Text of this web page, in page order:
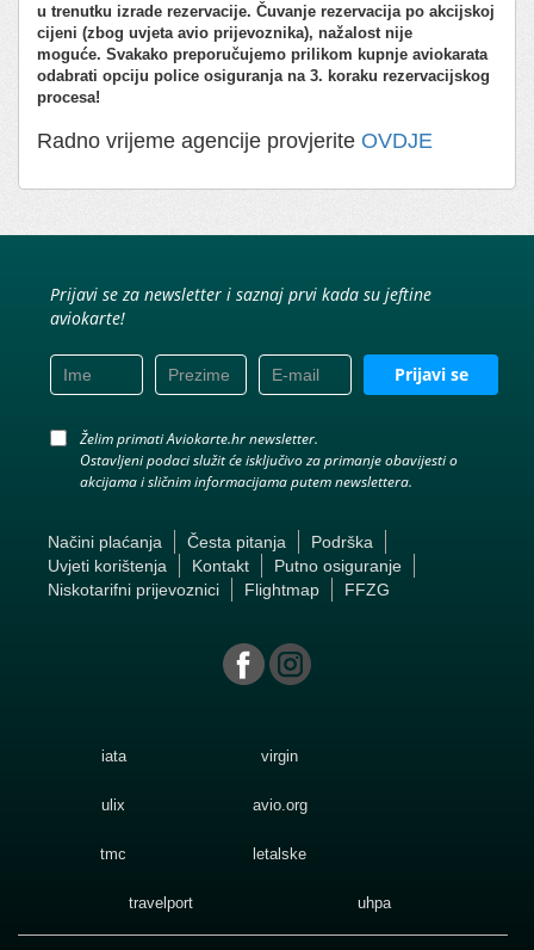
u trenutku izrade rezervacije. Čuvanje rezervacija po akcijskoj
cijeni (zbog uvjeta avio prijevoznika), nažalost nije
moguće. Svakako preporučujemo prilikom kupnje aviokarata
odabrati opciju police osiguranja na 3. koraku rezervacijskog
procesa!
Radno vrijeme agencije provjerite OVDJE
Prijavi se za newsletter i saznaj prvi kada su jeftine
aviokarte!
Prijavi se
Želim primati Aviokarte.hr newsletter.
Ostavljeni podaci služit će isključivo za primanje obavijesti o
akcijama i sličnim informacijama putem newslettera.
Načini plaćanja Česta pitanja
Podrška
Uvjeti korištenja
Kontakt
Putno osiguranje
Niskotarifni prijevoznici
Flightmap FFZG
iata virgin
ulix avio.org
tmc letalske
travelport uhpa